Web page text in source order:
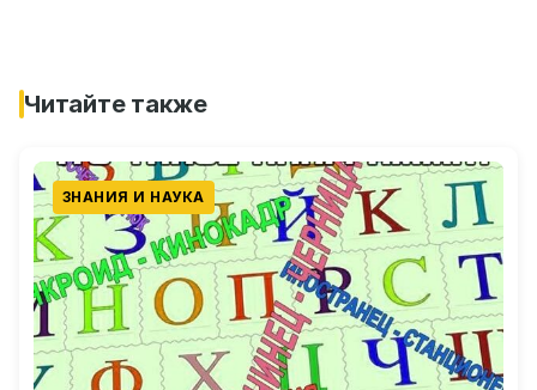
Читайте также
ЗНАНИЯ И НАУКА